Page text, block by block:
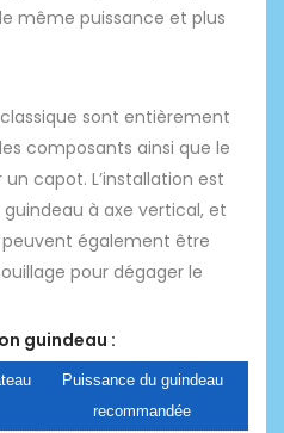
même puissance et plus
sont entièrement
composants ainsi que le
capot. L’installation est
à axe vertical, et
peuvent également être
pour dégager le
guindeau :
Puissance du guindeau
recommandée